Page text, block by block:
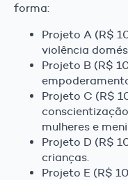
forma:
Projeto A (R$
violência
Projeto B (R$
Projeto C (R$
mulheres e
Projeto D (R$
crianças.
Projeto E (R$